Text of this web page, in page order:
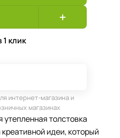
1 клик
интернет-магазина и
магазинах
утепленная толстовка
идеи, который